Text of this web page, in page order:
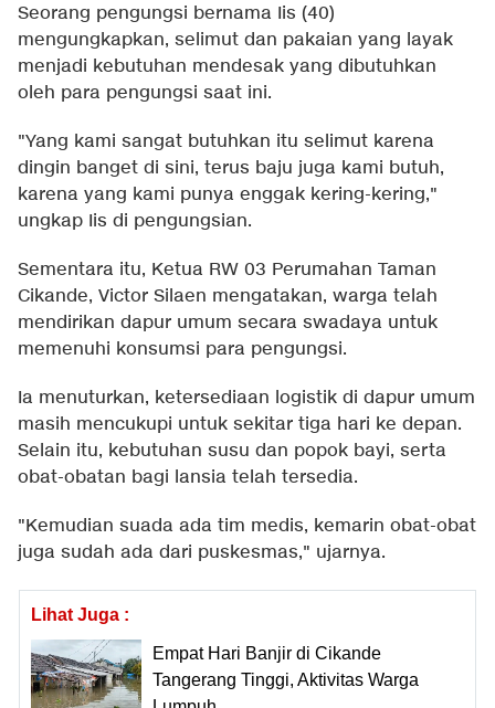
Seorang pengungsi bernama Iis (40)
mengungkapkan, selimut dan pakaian yang layak
menjadi kebutuhan mendesak yang dibutuhkan
oleh para pengungsi saat ini.
"Yang kami sangat butuhkan itu selimut karena
dingin banget di sini, terus baju juga kami butuh,
karena yang kami punya enggak kering-kering,"
ungkap Iis di pengungsian.
Sementara itu, Ketua RW 03 Perumahan Taman
Cikande, Victor Silaen mengatakan, warga telah
mendirikan dapur umum secara swadaya untuk
memenuhi konsumsi para pengungsi.
Ia menuturkan, ketersediaan logistik di dapur umum
masih mencukupi untuk sekitar tiga hari ke depan.
Selain itu, kebutuhan susu dan popok bayi, serta
obat-obatan bagi lansia telah tersedia.
"Kemudian suada ada tim medis, kemarin obat-obat
juga sudah ada dari puskesmas," ujarnya.
Lihat Juga :
Empat Hari Banjir di Cikande
Tangerang Tinggi, Aktivitas Warga